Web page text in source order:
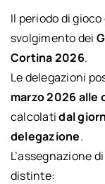
Il periodo di
svolgimento dei
Cortina 2026.
Le delegazioni
marzo 2026 alle
calcolatidal
delegazione.
L’assegnazione di
distinte: